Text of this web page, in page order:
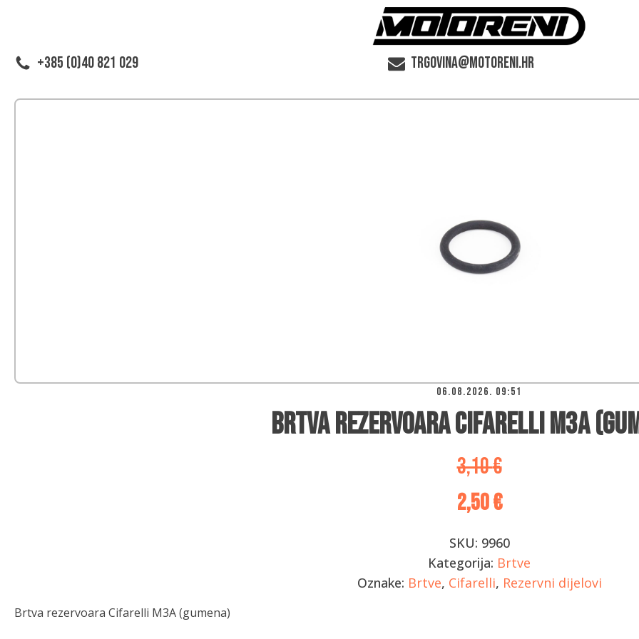
+385 (0)40 821 029 trgovina@motoreni.hr
06.08.2026. 09:51
Brtva rezervoara Cifarelli M3A
3,10€
2,50€
SKU: 9960
Kategorija: Brtve
Oznake: Brtve, Cifarelli, Rezervni dijelovi
Brtva rezervoara Cifarelli M3A (gumena)